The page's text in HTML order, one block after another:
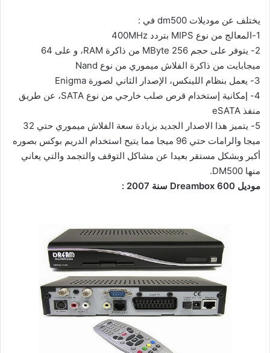
يختلف عن موديلات dm500 في :
1-المعالج من نوع MIPS بتردد 400MHz
2- يتوفر على حجم 256 MByte من ذاكرة RAM، و على 64
ميجابايت من ذاكرة الفلاش ميموري من نوع Nand
3- يعمل بنظام اللينكس، الإصدار الثاني لصورة Enigma
4- إمكانية إستخدام قرص صلب خارجي من نوع SATA، عن طريق
منفذ eSATA
5- يتميز هذا الاصدار الجديد بزيادة سعة الفلاش ميموري حتي 32
ميجا والرامات حتي 96 ميجا مما يتيح استخدام الدريم بوكس بصوره
أكبر وبشكل مستقر بعيدا عن مشاكل التوقف والتجمد والتي يعاني
منها DM500.
موديل Dreambox 600 سنة 2007 :